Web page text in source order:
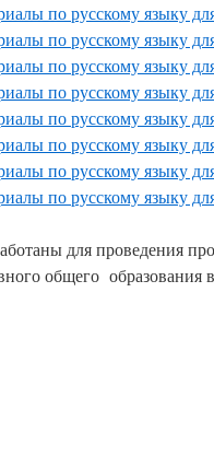
по русскому языку
по русскому языку
по русскому языку
по русскому языку
по русскому языку
по русскому языку
по русскому языку
по русскому языку
для проведения
общего образования